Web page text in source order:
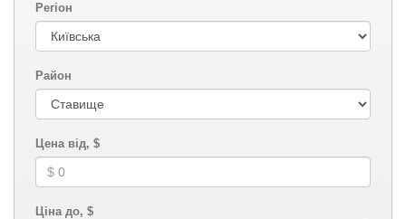
Регіон
Район
Цена від, $
Ціна до, $